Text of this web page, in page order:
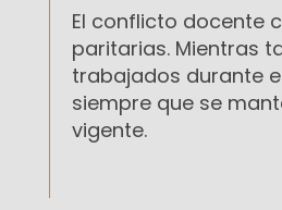
El conflicto docente
paritarias. Mientras
trabajados durante
siempre que se
vigente.